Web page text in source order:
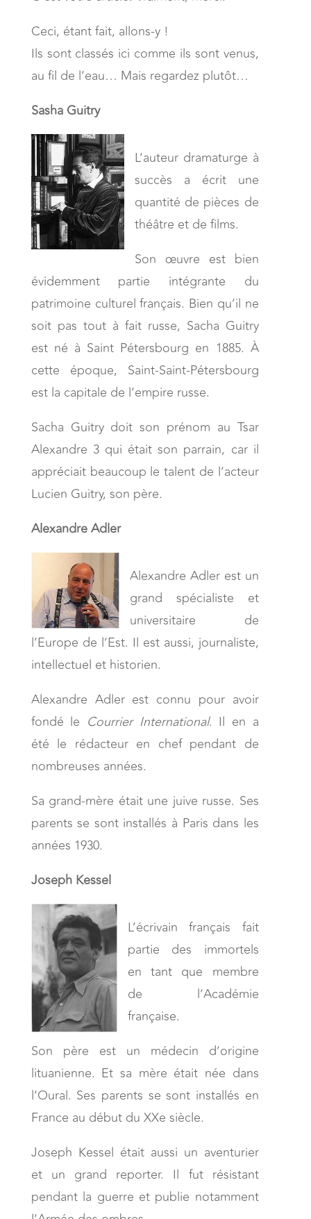
Ceci, étant fait, allons-y !
Ils sont classés ici comme ils sont venus,
au fil de l’eau… Mais regardez plutôt…
Sasha Guitry
L’auteur dramaturge à
succès a écrit une
quantité de pièces de
théâtre et de films.
Son œuvre est bien
évidemment partie intégrante du
patrimoine culturel français. Bien qu’il ne
soit pas tout à fait russe, Sacha Guitry
est né à Saint Pétersbourg en 1885. À
cette époque, Saint-Saint-Pétersbourg
est la capitale de l’empire russe.
Sacha Guitry doit son prénom au Tsar
Alexandre 3 qui était son parrain, car il
appréciait beaucoup le talent de l’acteur
Lucien Guitry, son père.
Alexandre Adler
Alexandre Adler est un
grand spécialiste et
universitaire de
l’Europe de l’Est. Il est aussi, journaliste,
intellectuel et historien.
Alexandre Adler est connu pour avoir
fondé le Courrier International. Il en a
été le rédacteur en chef pendant de
nombreuses années.
Sa grand-mère était une juive russe. Ses
parents se sont installés à Paris dans les
années 1930.
Joseph Kessel
L’écrivain français fait
partie des immortels
en tant que membre
de l’Académie
française.
Son père est un médecin d’origine
lituanienne. Et sa mère était née dans
l’Oural. Ses parents se sont installés en
France au début du XXe siècle.
Joseph Kessel était aussi un aventurier
et un grand reporter. Il fut résistant
pendant la guerre et publie notamment